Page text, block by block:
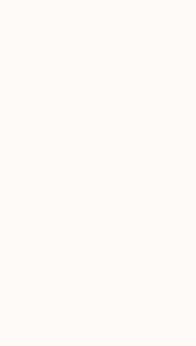
KAFFEE
die Komfort,
in ihrer